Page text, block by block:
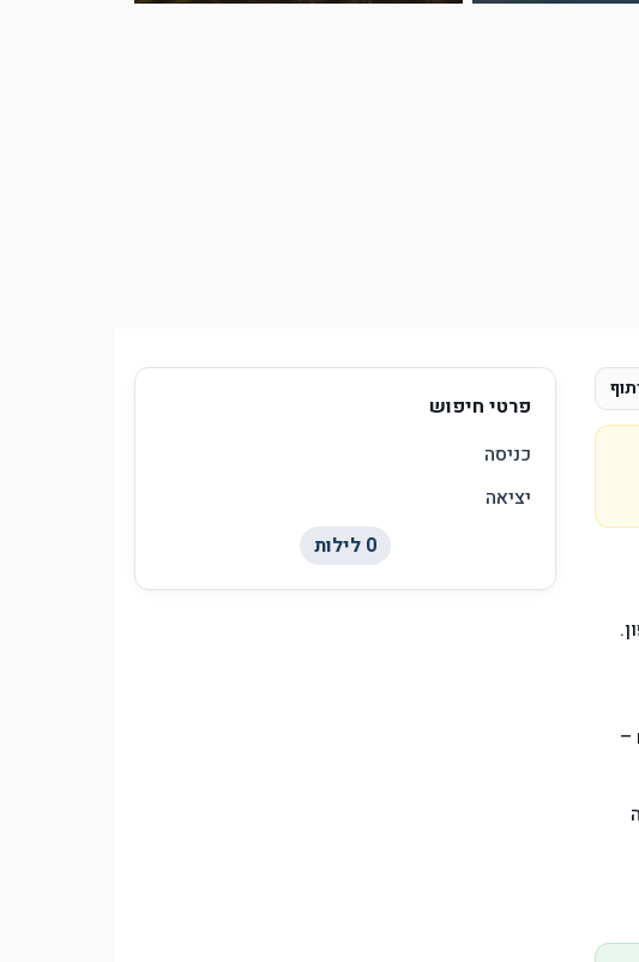
–
פרטי חיפוש
כניסה
יציאה
0 לילות